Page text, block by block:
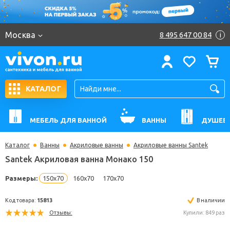
Москва 8 495 647 00 84 i
КАТАЛОГ
МЕБЕЛЬ ДЛЯ ВАННОЙ ВАННЫ
Каталог Ванны Акриловые ванны Акриловые ванны Santek
Santek Акриловая ванна Монако 150
Размеры: 150x70